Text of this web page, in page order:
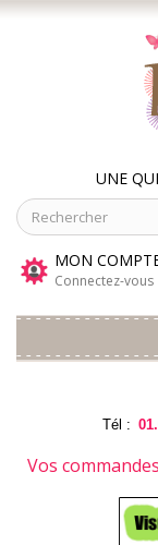
UNE
MON
Connectez-vous
Tél :
Vos